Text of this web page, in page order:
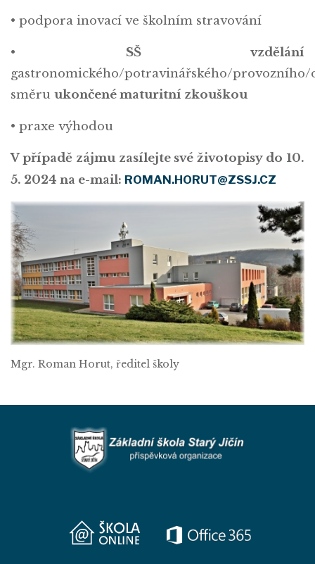
• podpora inovací ve školním stravování
• SŠ vzdělání
gastronomického/potravinářského/
směru ukončené maturitní zkouškou
• praxe výhodou
V případě zájmu zasílejte své životopisy do 10.
5. 2024 na e-mail: ROMAN.HORUT@ZSSJ.CZ
Mgr. Roman Horut, ředitel školy